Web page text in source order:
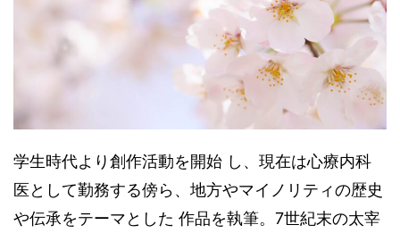
学生時代より創作活動を開始 し、現在は心療内科
医として勤務する傍ら、地方やマイノリティの歴史
や伝承をテーマとした 作品を執筆。7世紀末の太宰